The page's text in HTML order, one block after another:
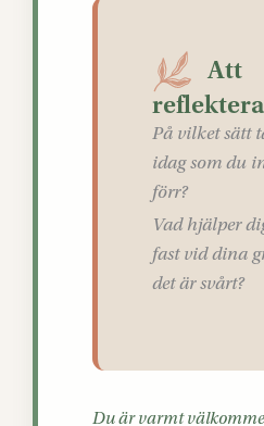
Att
På vilket sätt
idag som du
förr?
Vad hjälper
fast vid dina
det är svårt?
Du är varmt